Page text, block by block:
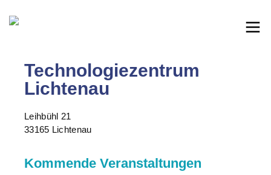
Technologiezentrum
Lichtenau
Leihbühl 21
33165 Lichtenau
Kommende Veranstaltungen